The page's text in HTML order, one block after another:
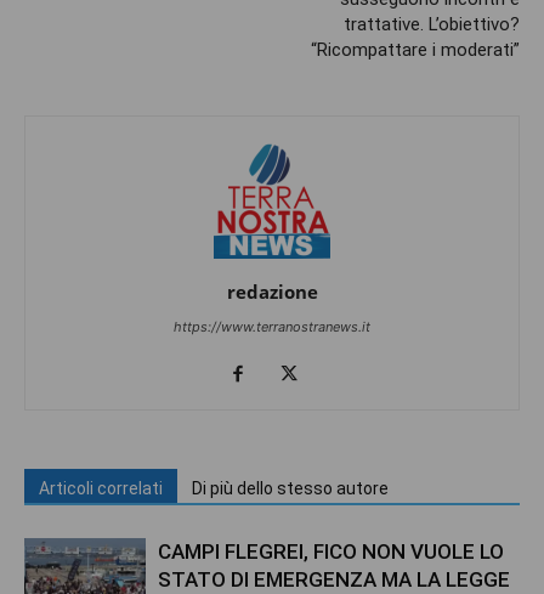
trattative. L’obiettivo?
“Ricompattare i moderati”
redazione
https://www.terranostranews.it
Articoli correlati Di più dello stesso autore
CAMPI FLEGREI, FICO NON VUOLE LO
STATO DI EMERGENZA MA LA LEGGE